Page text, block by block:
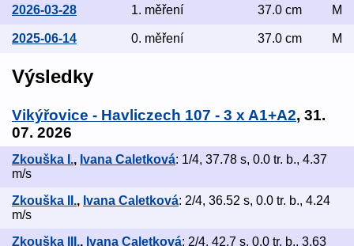
2026-03-28 1. měření 37.0 cm M
2025-06-14 0. měření 37.0 cm M
Výsledky
Vikýřovice - Havliczech 107 - 3 x A1+A2, 31.
07. 2026
Zkouška I., Ivana Caletková: 1/4, 37.78 s, 0.0 tr. b., 4.37
m/s
Zkouška II., Ivana Caletková: 2/4, 36.52 s, 0.0 tr. b., 4.24
m/s
Zkouška III., Ivana Caletková: 2/4, 42.7 s, 0.0 tr. b., 3.63